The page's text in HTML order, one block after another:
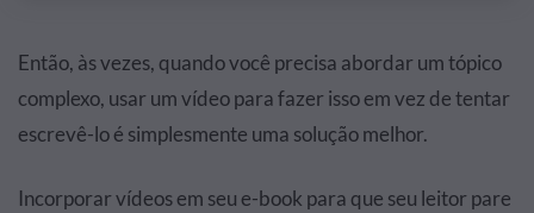
Então, às vezes, quando você precisa abordar um tópico
complexo, usar um vídeo para fazer isso em vez de tentar
escrevê-lo é simplesmente uma solução melhor.
Incorporar vídeos em seu e-book para que seu leitor pare